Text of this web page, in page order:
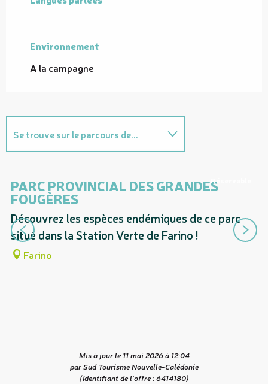
Environnement
Environnement
A la campagne
Se trouve sur le parcours de...
PARC PROVINCIAL DES GRANDES
FOUGÈRES
Découvrez les espèces endémiques de ce parc
situé dans la Station Verte de Farino !
Farino
Réservable
Mis à jour le 11 mai 2026 à 12:04
par Sud Tourisme Nouvelle-Calédonie
(Identifiant de l'offre :6414180)